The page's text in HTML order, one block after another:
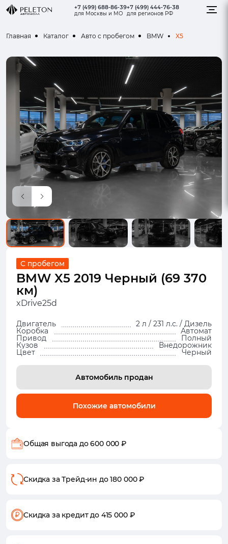
+7 (499) 688-86-39
для Москвы и МО
+7 (499) 444-76-38
для регионов РФ
Главная Каталог Авто с пробегом BMW X5
С пробегом
BMW X5 2019 Черный (69 370
км)
xDrive25d
Двигатель 2 л / 231 л.с. / Дизель
Коробка Автомат
Привод Полный
Кузов Внедорожник
Цвет Черный
Автомобиль продан
Похожие автомобили
Общая выгода до 600 000 ₽
Скидка за Трейд-ин до 180 000 ₽
Скидка за кредитдо 415 000 ₽